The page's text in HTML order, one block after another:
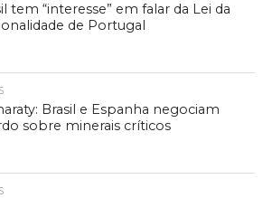
tem “interesse” em falar da Lei da
de Portugal
Brasil e Espanha negociam
sobre minerais críticos